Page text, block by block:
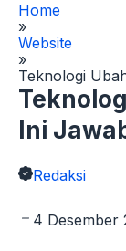
Home
»
Website
»
Teknologi
Ini
Redaksi
4 Desember